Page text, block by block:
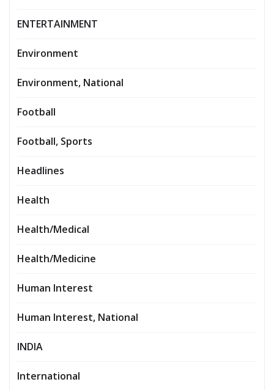
ENTERTAINMENT
Environment
Environment, National
Football
Football, Sports
Headlines
Health
Health/Medical
Health/Medicine
Human Interest
Human Interest, National
INDIA
International